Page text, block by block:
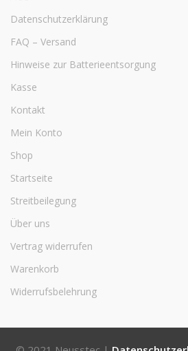
Datenschutzerklärung
FAQ – Versand
Hinweise zur Batterieentsorgung
Kasse
Kontakt
Mein Konto
Shop
Startseite
Streitbeilegung
Über uns
Vertrag widerrufen
Warenkorb
Widerrufsbelehrung